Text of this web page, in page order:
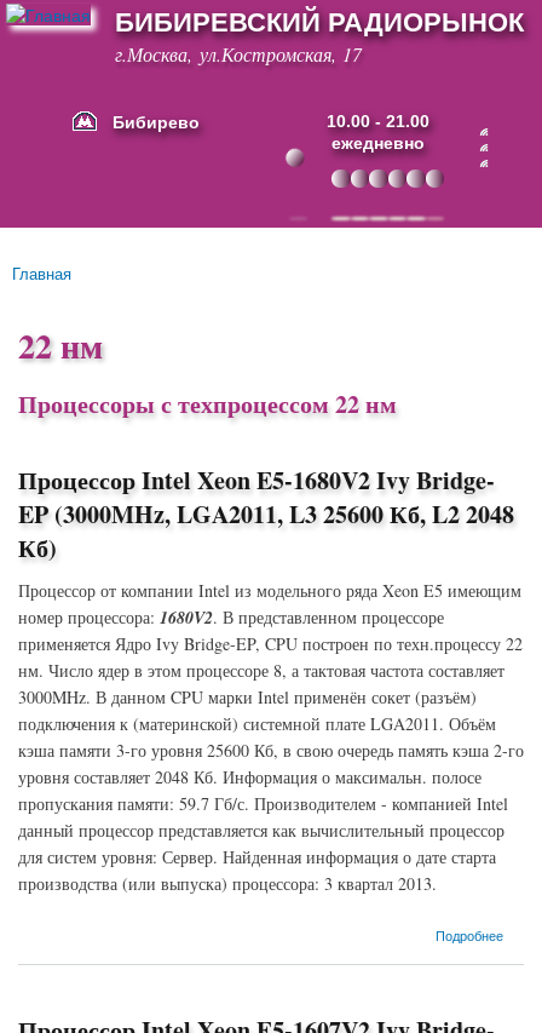
Перейти к
основному
содержанию
БИБИРЕВСКИЙ РАДИОРЫНОК
г.Москва, ул.Костромская, 17
Бибирево
10.00 - 21.00
ежедневно
Основные ссылки
Вы здесь
Главная
22 нм
Процессоры с техпроцессом 22 нм
Процессор Intel Xeon E5-1680V2 Ivy Bridge-
EP (3000MHz, LGA2011, L3 25600 Кб, L2 2048
Кб)
Процессор от компании Intel из модельного ряда Xeon E5 имеющим
номер процессора: 1680V2. В представленном процессоре
применяется Ядро Ivy Bridge-EP, CPU построен по техн.процессу 22
нм. Число ядер в этом процессоре 8, а тактовая частота составляет
3000MHz. В данном CPU марки Intel применён сокет (разъём)
подключения к (материнской) системной плате LGA2011. Объём
кэша памяти 3-го уровня 25600 Кб, в свою очередь память кэша 2-го
уровня составляет 2048 Кб. Информация о максимальн. полосе
пропускания памяти: 59.7 Гб/с. Производителем - компанией Intel
данный процессор представляется как вычислительный процессор
для систем уровня: Сервер. Найденная информация о дате старта
производства (или выпуска) процессора: 3 квартал 2013.
Подробнее
о Процессор Intel Xeon E5-1680V2 Ivy Bridge-EP (3000MHz, LGA2011, L3 25600 Кб, L2